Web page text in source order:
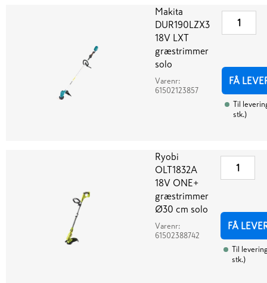
Makita
DUR190LZX3
18V LXT
græstrimmer
solo
Varenr:
61502123857
FÅ
Til
stk.)
Ryobi
OLT1832A
18V ONE+
græstrimmer
Ø30 cm solo
Varenr:
61502388742
FÅ
Til
stk.)